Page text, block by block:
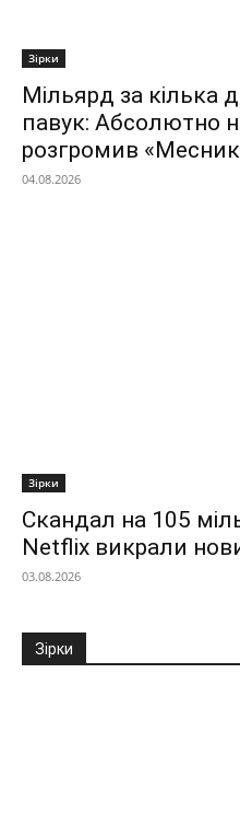
Зірки
Мільярд за кілька
павук: Абсолютно
розгромив
04.08.2026
Зірки
Скандал на 105
Netflix викрали
03.08.2026
Зірки